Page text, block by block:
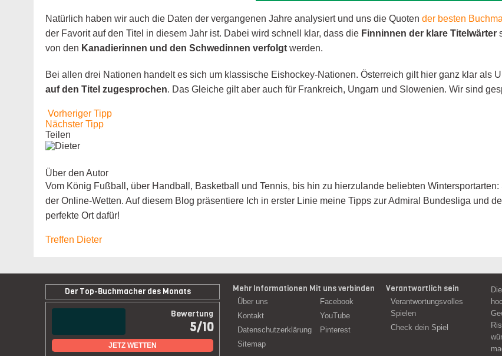
Natürlich haben wir auch die Daten der vergangenen Jahre analysiert und uns die Quoten der besten
der Favorit auf den Titel in diesem Jahr ist. Dabei wird schnell klar, dass die Finninnen der klare Titelwärter
von den Kanadierinnen und den Schwedinnen verfolgt werden.
Bei allen drei Nationen handelt es sich um klassische Eishockey-Nationen. Österreich gilt hier ganz klar als
auf den Titel zugesprochen. Das Gleiche gilt aber auch für Frankreich, Ungarn und Slowenien. Wir sind
Vorheriger Tipp
Nächster Tipp
Teilen
Über den Autor
Vom König Fußball, über Handball, Basketball und Tennis, bis hin zu hierzulande beliebten
der Online-Wetten. Auf diesem Blog präsentiere Ich in erster Linie meine Tipps zur Admiral Bundesliga und
perfekte Ort dafür!
Treffen Dieter
Der Top-Buchmacher des Monats
Bewertung
5/10
JETZ WETTEN
Mehr Informationen
Über uns
Kontakt
Datenschutzerklärung
Sitemap
Mit uns verbinden
Facebook
YouTube
Pinterest
Verantwortlich sein
Verantwortungsvolles
Spielen
Check dein Spiel